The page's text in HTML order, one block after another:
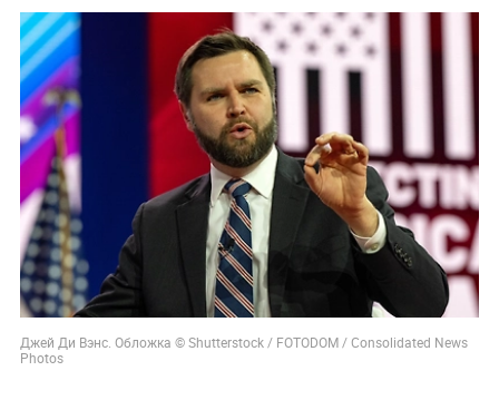
Джей Ди Вэнс. Обложка © Shutterstock / FOTODOM / Consolidated News
Photos